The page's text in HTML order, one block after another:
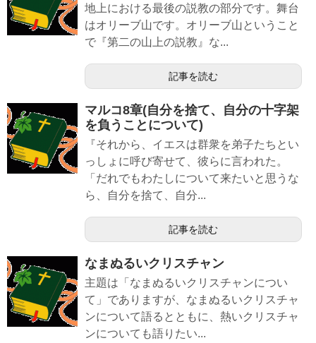
地上における最後の説教の部分です。舞台
はオリーブ山です。オリーブ山ということ
で『第二の山上の説教』な...
記事を読む
マルコ8章(自分を捨て、自分の十字架
を負うことについて)
『それから、イエスは群衆を弟子たちとい
っしょに呼び寄せて、彼らに言われた。
「だれでもわたしについて来たいと思うな
ら、自分を捨て、自分...
記事を読む
なまぬるいクリスチャン
主題は「なまぬるいクリスチャンについ
て」でありますが、なまぬるいクリスチャ
ンについて語るとともに、熱いクリスチャ
ンについても語りたい...